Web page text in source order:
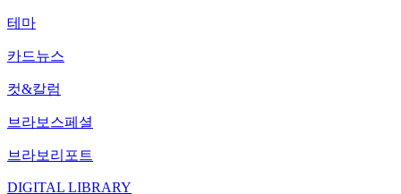
테마
카드뉴스
컷&칼럼
브라보스페셜
브라보리포트
DIGITAL LIBRARY